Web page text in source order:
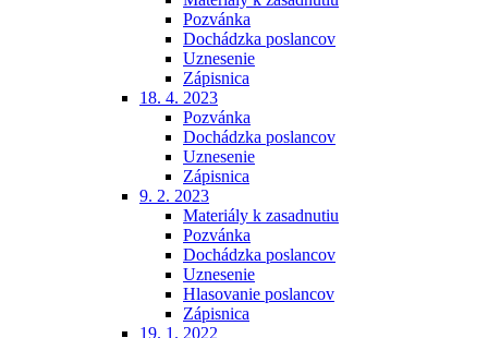
Pozvánka
Dochádzka poslancov
Uznesenie
Zápisnica
18. 4. 2023
Pozvánka
Dochádzka poslancov
Uznesenie
Zápisnica
9. 2. 2023
Materiály k zasadnutiu
Pozvánka
Dochádzka poslancov
Uznesenie
Hlasovanie poslancov
Zápisnica
19. 1. 2022